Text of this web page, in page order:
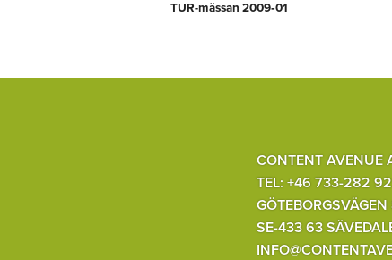
TUR-mässan 2009‑01
CONTENT AVENUE
TEL: +46 733-282
SE-433 63